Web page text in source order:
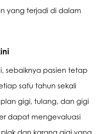
yang terjadi di dalam
sebaiknya pasien tetap
satu tahun sekali
gigi, tulang, dan gigi
dapat mengevaluasi